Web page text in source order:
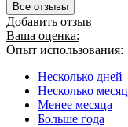
Все отзывы
Добавить отзыв
Ваша оценка:
Опыт использования:
Несколько дней
Несколько
Менее месяца
Больше года